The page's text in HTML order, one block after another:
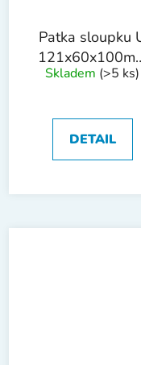
Patka sloupku
tl.4mm trn
Skladem (>5 ks)
DETAIL